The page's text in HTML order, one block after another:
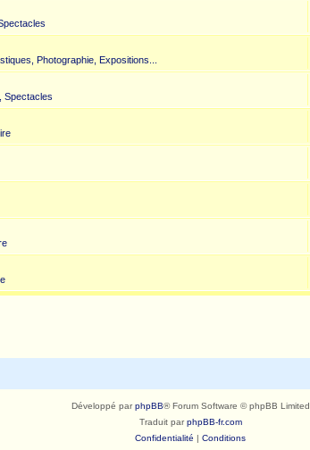
Photographie, Expositions...
Spectacles
Développé parphpBB® Forum Software © phpBB Limited
Traduit parphpBB-fr.com
Confidentialité | Conditions